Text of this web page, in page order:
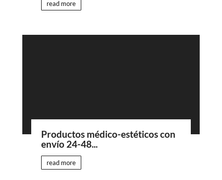
read more
Productos médico-estéticos con
envío 24-48...
read more